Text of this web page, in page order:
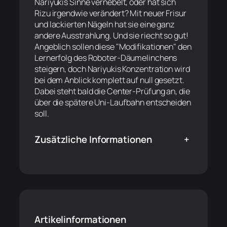
Rizu irgendwie verändert? Mit neuer Frisur
und lackierten Nägeln hat sie eine ganz
andere Ausstrahlung. Und sie riecht so gut!
Angeblich sollen diese "Modifikationen" den
Lernerfolg des Roboter-Däumelinchens
steigern, doch Nariyukis Konzentration wird
bei dem Anblick komplett auf null gesetzt.
Dabei steht bald die Center-Prüfung an, die
über die spätere Uni-Laufbahn entscheiden
soll.
Zusätzliche Informationen +
Artikelinformationen